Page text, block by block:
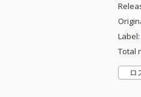
Label:
Total
ロ